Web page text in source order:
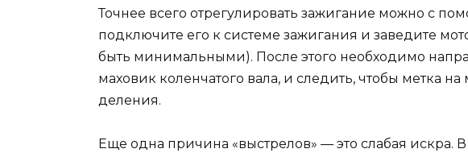
Точнее всего отрегулировать зажигание можно с
подключите его к системе зажигания и заведите
быть минимальными). После этого необходимо
маховик коленчатого вала, и следить, чтобы метка
деления.
Еще одна причина «выстрелов» — это слабая искра.